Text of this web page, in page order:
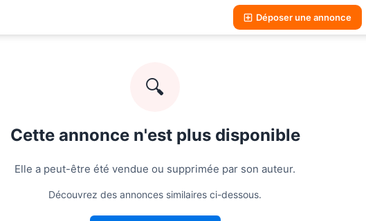
Déposer une annonce
🔍
Cette annonce n'est plus disponible
Elle a peut-être été vendue ou supprimée par son auteur.
Découvrez des annonces similaires ci-dessous.